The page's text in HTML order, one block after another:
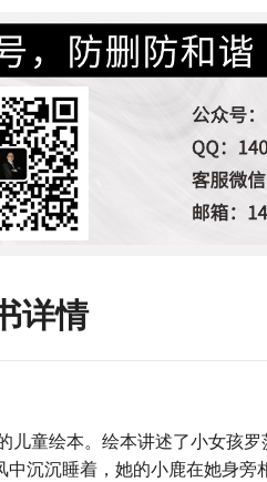
详情
儿童绘本。绘本讲述了小女孩
沉沉睡着，她的小鹿在她身